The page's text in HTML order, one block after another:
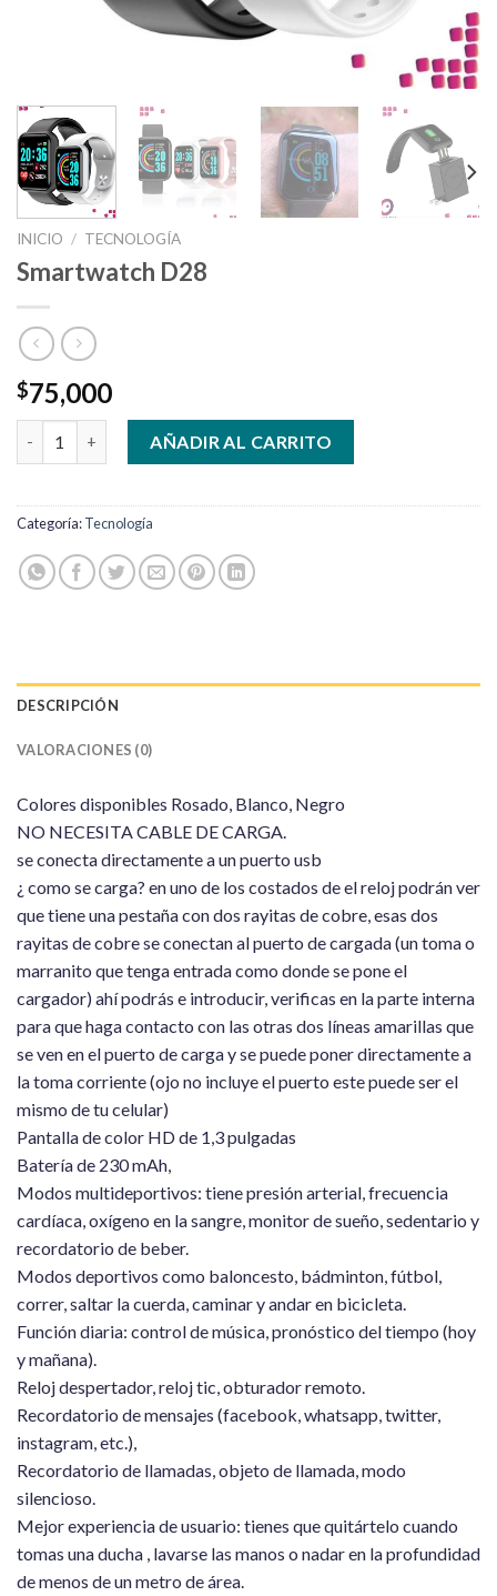
INICIO / TECNOLOGÍA
Smartwatch D28
$75,000
Smartwatch D28 cantidadAÑADIR AL CARRITO
Categoría:Tecnología
DESCRIPCIÓN
VALORACIONES (0)
Colores disponibles Rosado, Blanco, Negro
NO NECESITA CABLE DE CARGA.
se conecta directamente a un puerto usb
¿ como se carga? en uno de los costados de el reloj podrán ver
que tiene una pestaña con dos rayitas de cobre, esas dos
rayitas de cobre se conectan al puerto de cargada (un toma o
marranito que tenga entrada como donde se pone el
cargador) ahí podrás e introducir, verificas en la parte interna
para que haga contacto con las otras dos líneas amarillas que
se ven en el puerto de carga y se puede poner directamente a
la toma corriente (ojo no incluye el puerto este puede ser el
mismo de tu celular)
Pantalla de color HD de 1,3 pulgadas
Batería de 230 mAh,
Modos multideportivos: tiene presión arterial, frecuencia
cardíaca, oxígeno en la sangre, monitor de sueño, sedentario y
recordatorio de beber.
Modos deportivos como baloncesto, bádminton, fútbol,
correr, saltar la cuerda, caminar y andar en bicicleta.
Función diaria: control de música, pronóstico del tiempo (hoy
y mañana).
Reloj despertador, reloj tic, obturador remoto.
Recordatorio de mensajes (facebook, whatsapp, twitter,
instagram, etc.),
Recordatorio de llamadas, objeto de llamada, modo
silencioso.
Mejor experiencia de usuario: tienes que quitártelo cuando
tomas una ducha , lavarse las manos o nadar en la profundidad
de menos de un metro de área.